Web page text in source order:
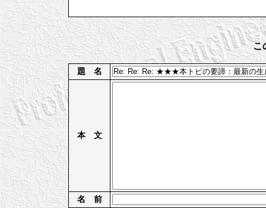
こ
題 名
本 文
名 前